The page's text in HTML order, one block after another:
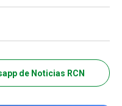
de Noticias RCN